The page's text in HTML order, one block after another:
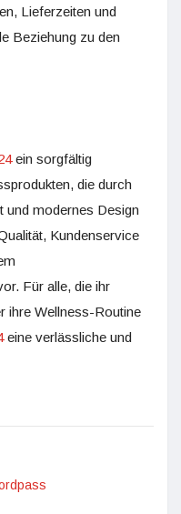
Lieferzeiten und
Beziehung zu den
ein sorgfältig
die durch
und modernes Design
Kundenservice
Für alle, die ihr
ihre Wellness-Routine
eine verlässliche und